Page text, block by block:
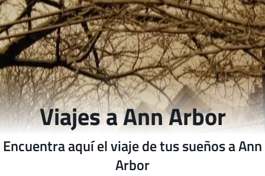
Viajes a Ann Arbor
Encuentra aquí el viaje de tus sueños a Ann
Arbor